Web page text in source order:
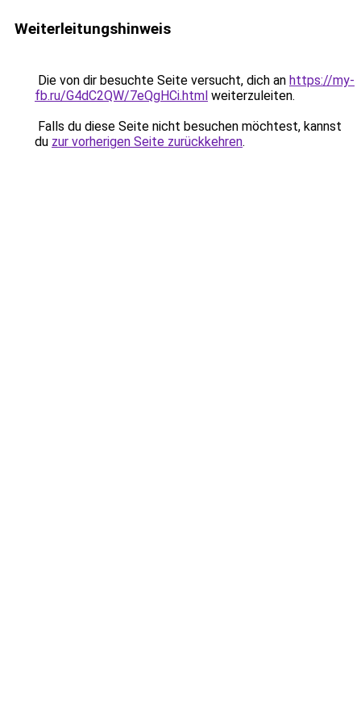
Weiterleitungshinweis
Die von dir besuchte Seite versucht, dich an https://my-
fb.ru/G4dC2QW/7eQgHCi.html weiterzuleiten.
Falls du diese Seite nicht besuchen möchtest, kannst
du zur vorherigen Seite zurückkehren.